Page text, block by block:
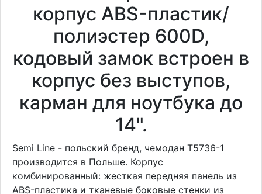
корпус ABS-пластик/
полиэстер 600D,
кодовый замок встроен в
корпус без выступов,
карман для ноутбука до
14".
Semi Line - польский бренд, чемодан T5736-1
производится в Польше. Корпус
комбинированный: жесткая передняя панель из
ABS-пластика и тканевые боковые стенки из